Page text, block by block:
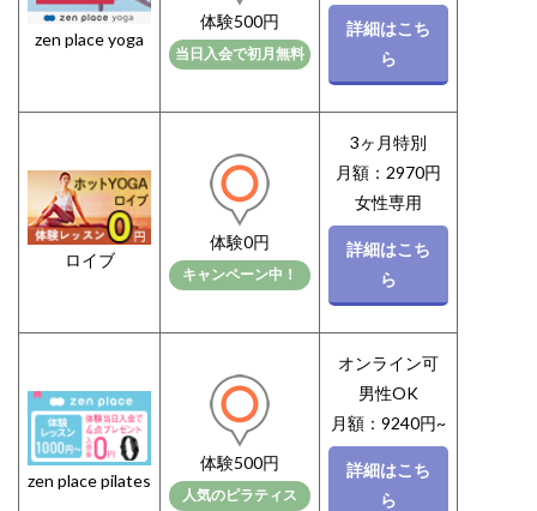
zen place yoga
体験500円
当日入会で初月無料
詳細はこち
ら
ロイブ
体験0円
キャンペーン中！
3ヶ月特別
月額：2970円
女性専用
詳細はこち
ら
zen place pilates
体験500円
人気のピラティス
オンライン可
男性OK
月額：9240円~
詳細はこち
ら